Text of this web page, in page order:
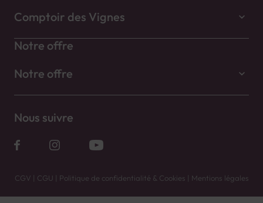
Comptoir des Vignes
Notre offre
Notre offre
Nous suivre
CGV | CGU | Politique de confidentialité & Cookies | Mentions légales